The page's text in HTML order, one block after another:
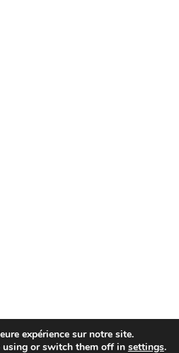
expérience sur notre site.
using or switch them off in settings.